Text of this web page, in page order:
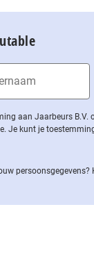
aan Jaarbeurs
Je kunt je
per­soons­ge­ge­vens?